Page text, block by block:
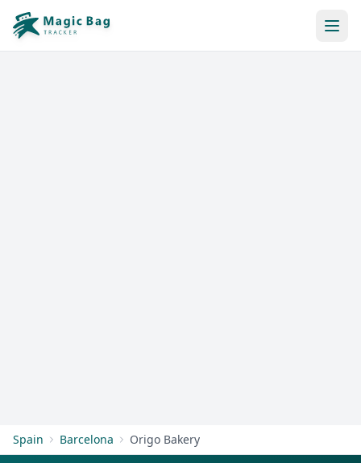
Spain Barcelona Origo Bakery